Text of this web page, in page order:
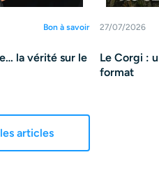
Bon à savoir
la vérité sur le
27/07/2026
Le Corgi :
format
articles